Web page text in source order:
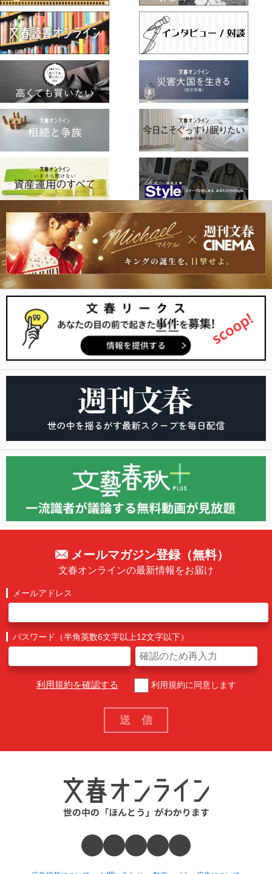
メールマガジン登録（無料）
文春オンラインの最新情報をお届け
メールアドレス
パスワード（半角英数6文字以上12文字以下）
利用規約を確認する 利用規約に同意します